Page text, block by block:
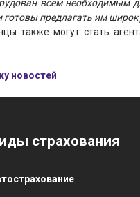
всем необходимым
предлагать им
также могут стать
новостей
страхования